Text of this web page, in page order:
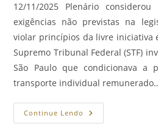
12/11/2025 Plenário
exigências não previstas na
violar princípios da livre iniciativa
Supremo Tribunal Federal (STF)
São Paulo que condicionava a
transporte individual
Continue Lendo STF
Invalida